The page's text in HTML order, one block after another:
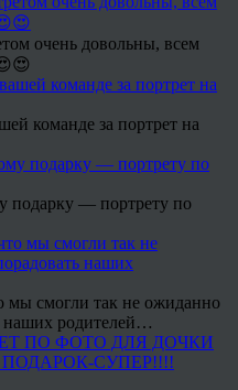
очень довольны, всем
команде за портрет на
подарку — портрету по
мы смогли так не ожиданно
наших родителей…